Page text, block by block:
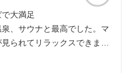
いただけるマッサージチ
郷土料理をご提供♪
大満足
、サウナと最高でした。マ
られてリラックスできまし